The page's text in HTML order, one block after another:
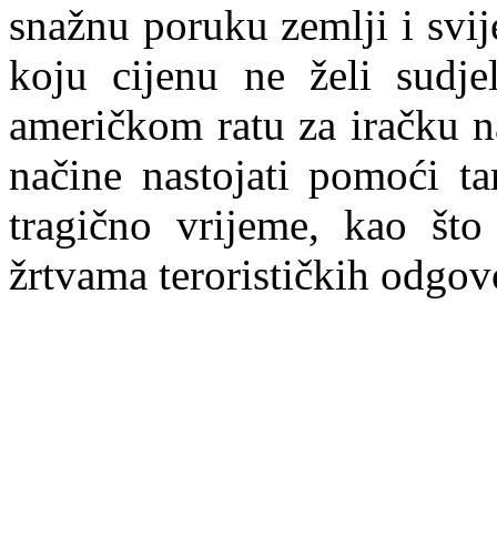
snažnu poruku zemlji i
koju cijenu ne želi
američkom ratu za iračku
načine nastojati pomoći
tragično vrijeme, kao što
žrtvama terorističkih